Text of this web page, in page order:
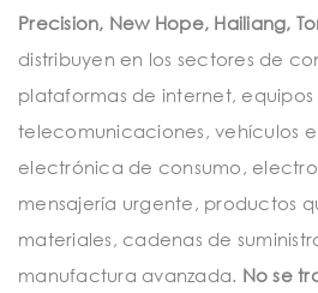
Precision, New Hope, Hailiang,
distribuyen en los sectores de
plataformas de internet, equipos
telecomunicaciones, vehículos
electrónica de consumo,
mensajería urgente, productos
materiales, cadenas de
manufactura avanzada. No se